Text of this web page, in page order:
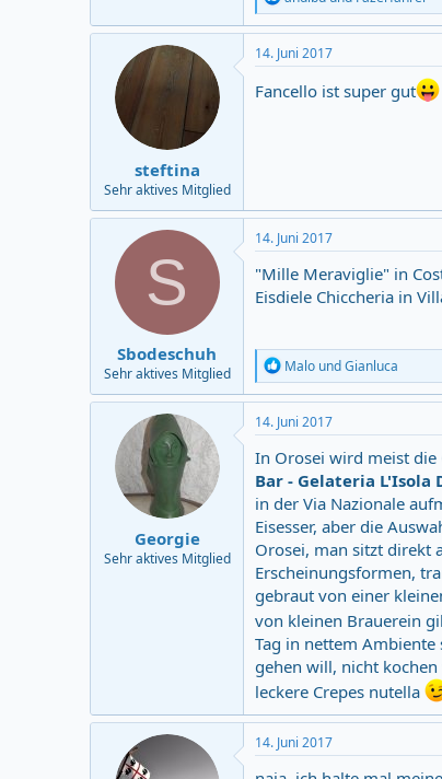
e
a
c
t
o
steftina
Sehr aktives Mitglied
14. Juni 2017
Fancello ist super gut
S
Sbodeschuh
Sehr aktives Mitglied
14. Juni 2017
"Mille Meraviglie" in
Eisdiele Chiccheria in
R
e
a
c
t
i
o
n
s
:
Malo undGianluca
Georgie
Sehr aktives Mitglied
14. Juni 2017
In Orosei wird meist die
Bar - Gelateria L'Isola
in der Via Nazionale
Eisesser, aber die
Orosei, man sitzt direkt
Erscheinungsformen,
gebraut von einer
von kleinen Brauerein
Tag in nettem Ambiente
gehen will, nicht
leckere Crepes nutella
14. Juni 2017